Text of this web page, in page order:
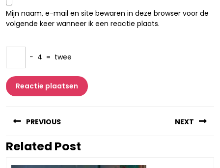
Mijn naam, e-mail en site bewaren in deze browser voor de
volgende keer wanneer ik een reactie plaats.
− 4 = twee
PREVIOUS
Vorig
NEXT
Related Post